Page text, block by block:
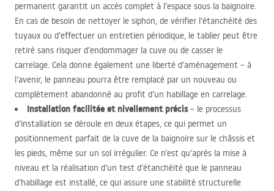
permanent garantit un accès complet à l’espace sous la baignoire.
En cas de besoin de nettoyer le siphon, de vérifier l’étanchéité des
tuyaux ou d’effectuer un entretien périodique, le tablier peut être
retiré sans risquer d’endommager la cuve ou de casser le
carrelage. Cela donne également une liberté d’aménagement – à
l’avenir, le panneau pourra être remplacé par un nouveau ou
complètement abandonné au profit d’un habillage en carrelage.
Installation facilitée et nivellement précis– le processus
d’installation se déroule en deux étapes, ce qui permet un
positionnement parfait de la cuve de la baignoire sur le châssis et
les pieds, même sur un sol irrégulier. Ce n’est qu’après la mise à
niveau et la réalisation d’un test d’étanchéité que le panneau
d’habillage est installé, ce qui assure une stabilité structurelle